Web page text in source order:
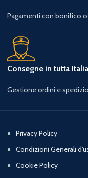
Pagamenti con bonifico o
Consegne in tutta Italia
Gestione ordini e
Privacy Policy
Condizioni Generali
Cookie Policy